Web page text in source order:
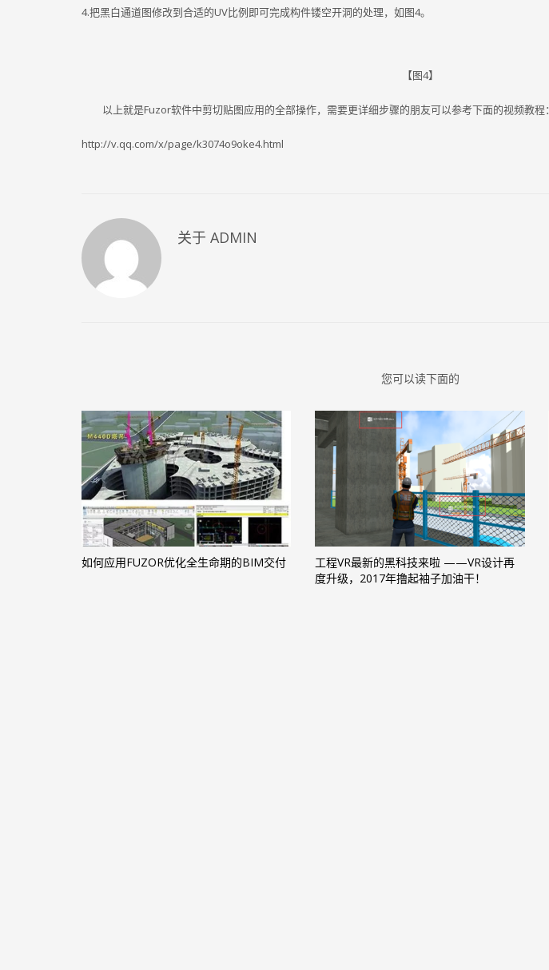
4.把黑白通道图修改到合适的UV比例即可完成构件镂空开洞的处理，如图4。
【图4】
以上就是Fuzor软件中剪切贴图应用的全部操作，需要更详细步骤的朋友可以参考下面的视频教程：
http://v.qq.com/x/page/k3074o9oke4.html
关于 ADMIN
您可以读下面的
如何应用FUZOR优化全生命期的BIM交付
工程VR最新的黑科技来啦 ——VR设计再
度升级，2017年撸起袖子加油干！